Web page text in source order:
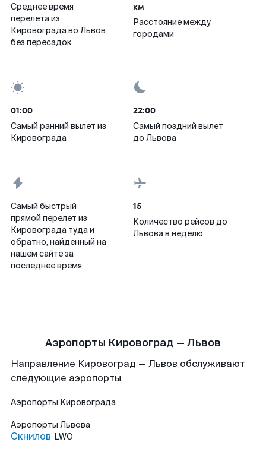
Среднее время
перелета из
Кировограда во Львов
без пересадок
км
Расстояние между
городами
01:00
Самый ранний вылет из
Кировограда
22:00
Самый поздний вылет
до Львова
Самый быстрый
прямой перелет из
Кировограда туда и
обратно, найденный на
нашем сайте за
последнее время
15
Количество рейсов до
Львова в неделю
Аэропорты Кировоград — Львов
Направление Кировоград — Львов обслуживают
следующие аэропорты
Аэропорты Кировограда
Аэропорты Львова
Скнилов LWO